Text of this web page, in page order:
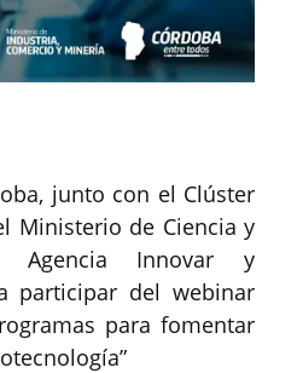
junto con el Clúster
Ministerio de Ciencia y
Agencia Innovar y
participar del webinar
para fomentar